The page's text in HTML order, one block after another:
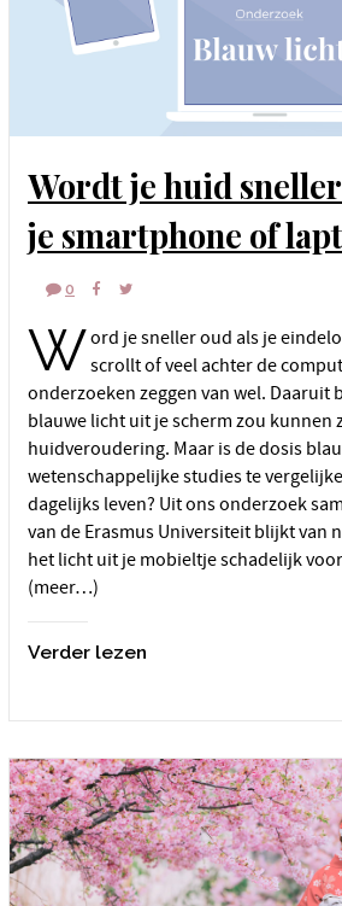
Wordt je huid sneller oud door
je smartphone of
0
Word je sneller oud als je
scrollt of veel achter de
onderzoeken zeggen van wel. Daaruit
blauwe licht uit je scherm zou kunnen
huidveroudering. Maar is de dosis
wetenschappelijke studies te
dagelijks leven? Uit ons onderzoek
van de Erasmus Universiteit blijkt van
het licht uit je mobieltje schadelijk
(meer…)
Verder lezen